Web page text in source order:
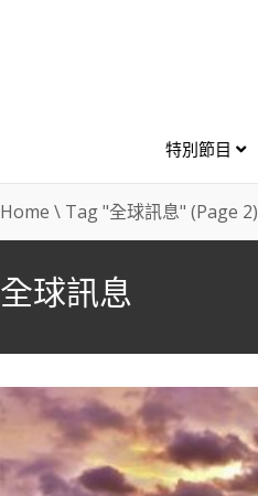
特別節目
Home \ Tag "全球訊息" (Page 2)
全球訊息